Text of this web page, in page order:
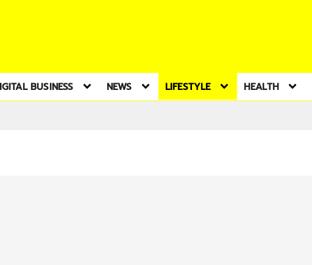
BUSINESS NEWS LIFESTYLE HEALTH